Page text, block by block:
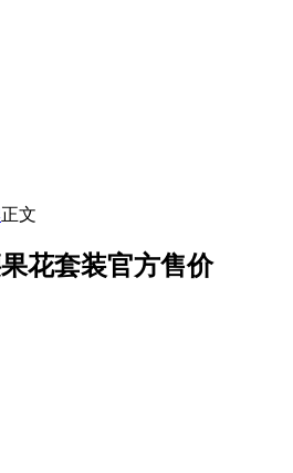
正文
花套装官方售价